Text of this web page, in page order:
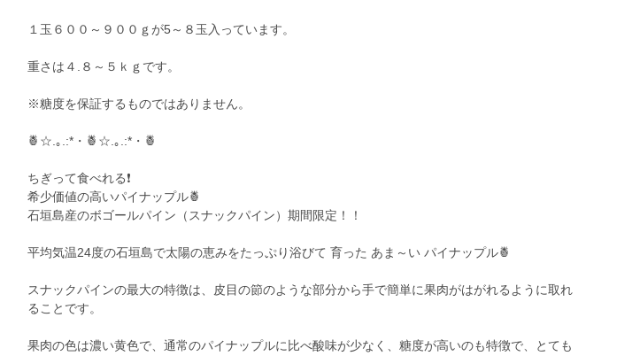
１玉６００～９００ｇが5～８玉入っています。
重さは４.８～５ｋｇです。
※糖度を保証するものではありません。
🍍☆.｡.:*・🍍☆.｡.:*・🍍
ちぎって食べれる❗️
希少価値の高いパイナップル🍍
石垣島産のボゴールパイン（スナックパイン）期間限定！！
平均気温24度の石垣島で太陽の恵みをたっぷり浴びて 育った あま～い パイナップル🍍
スナックパインの最大の特徴は、皮目の節のような部分から手で簡単に果肉がはがれるように取れ
ることです。
果肉の色は濃い黄色で、通常のパイナップルに比べ酸味が少なく、糖度が高いのも特徴で、とても